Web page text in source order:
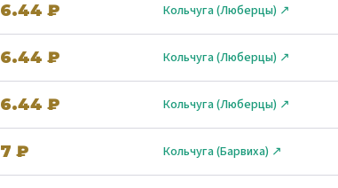
6.44 ₽ Кольчуга (Люберцы) ↗
6.44 ₽ Кольчуга (Люберцы) ↗
6.44 ₽ Кольчуга (Люберцы) ↗
7 ₽ Кольчуга (Барвиха) ↗